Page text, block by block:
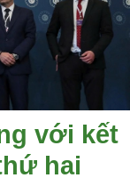
với kết
hai